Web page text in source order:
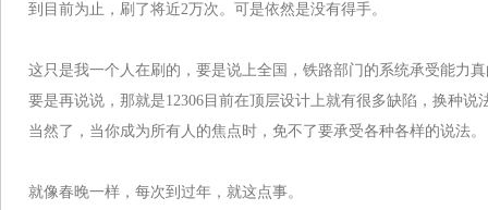
到目前为止，刷了将近2万次。可是依然是没有得手。
这只是我一个人在刷的，要是说上全国，铁路部门的系统承受能力
要是再说说，那就是12306目前在顶层设计上就有很多缺陷，换种说
当然了，当你成为所有人的焦点时，免不了要承受各种各样的说法。
就像春晚一样，每次到过年，就这点事。